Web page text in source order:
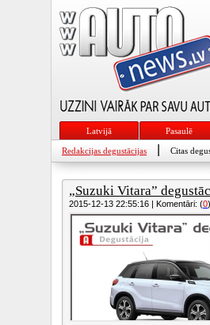
Latvijā Pasaulē
Redakcijas degustācijas Citas
„Suzuki Vitara”
2015-12-13 22:55:16 | Komentāri: (0)